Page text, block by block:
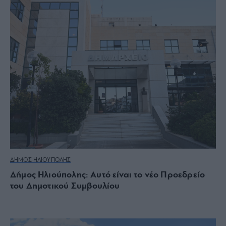
ΔΗΜΟΣ ΗΛΙΟΥΠΟΛΗΣ
Δήμος Ηλιούπολης: Αυτό είναι το νέο Προεδρείο
του Δημοτικού Συμβουλίου